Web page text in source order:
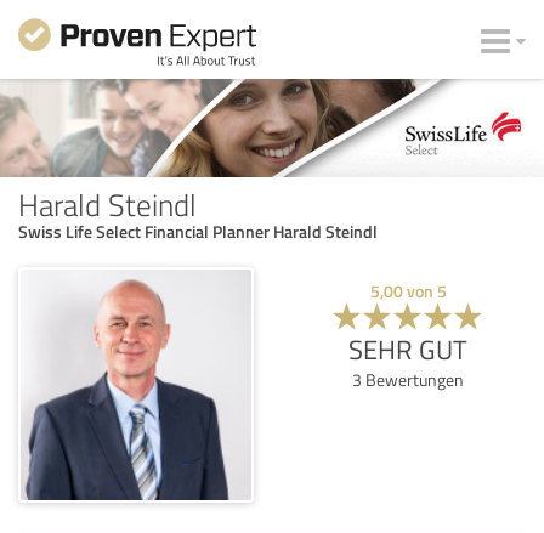
Harald Steindl
Swiss Life Select Financial Planner Harald Steindl
5,00von 5
SEHR GUT
3 Bewertungen